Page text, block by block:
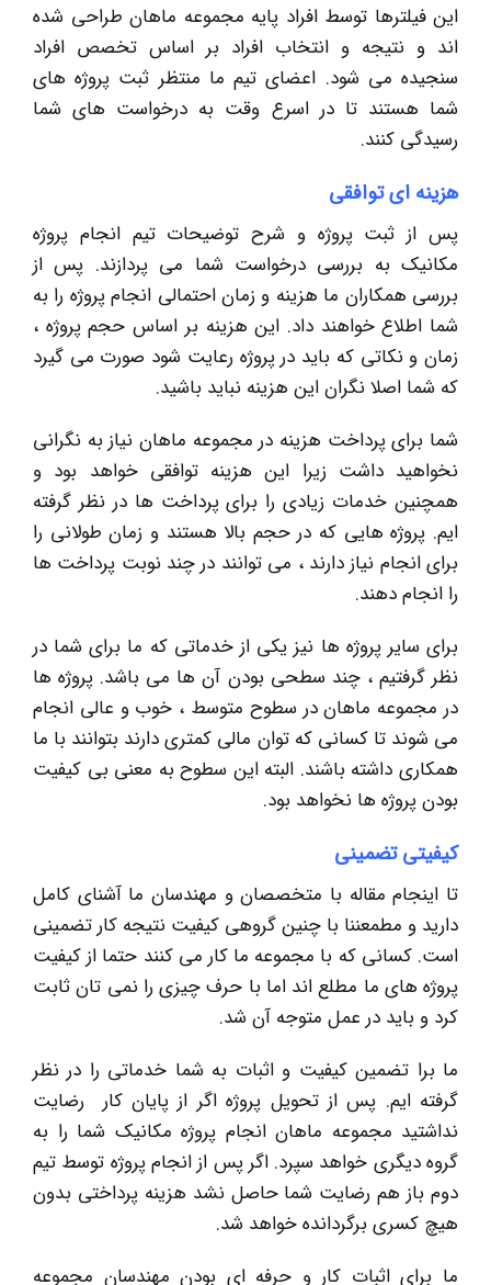
این فیلترها توسط افراد پایه مجموعه ماهان طراحی شده
اند و نتیجه و انتخاب افراد بر اساس تخصص افراد
سنجیده می شود. اعضای تیم ما منتظر ثبت پروژه های
شما هستند تا در اسرع وقت به درخواست های شما
رسیدگی کنند.
هزینه ای توافقی
پس از ثبت پروژه و شرح توضیحات تیم انجام پروژه
مکانیک به بررسی درخواست شما می پردازند. پس از
بررسی همکاران ما هزینه و زمان احتمالی انجام پروژه را به
شما اطلاع خواهند داد. این هزینه بر اساس حجم پروژه ،
زمان و نکاتی که باید در پروژه رعایت شود صورت می گیرد
که شما اصلا نگران این هزینه نباید باشید.
شما برای پرداخت هزینه در مجموعه ماهان نیاز به نگرانی
نخواهید داشت زیرا این هزینه توافقی خواهد بود و
همچنین خدمات زیادی را برای پرداخت ها در نظر گرفته
ایم. پروژه هایی که در حجم بالا هستند و زمان طولانی را
برای انجام نیاز دارند ، می توانند در چند نوبت پرداخت ها
را انجام دهند.
برای سایر پروژه ها نیز یکی از خدماتی که ما برای شما در
نظر گرفتیم ، چند سطحی بودن آن ها می باشد. پروژه ها
در مجموعه ماهان در سطوح متوسط ، خوب و عالی انجام
می شوند تا کسانی که توان مالی کمتری دارند بتوانند با ما
همکاری داشته باشند. البته این سطوح به معنی بی کیفیت
بودن پروژه ها نخواهد بود.
کیفیتی تضمینی
تا اینجام مقاله با متخصصان و مهندسان ما آشنای کامل
دارید و مطمعننا با چنین گروهی کیفیت نتیجه کار تضمینی
است. کسانی که با مجموعه ما کار می کنند حتما از کیفیت
پروژه های ما مطلع اند اما با حرف چیزی را نمی تان ثابت
کرد و باید در عمل متوجه آن شد.
ما برا تضمین کیفیت و اثبات به شما خدماتی را در نظر
گرفته ایم. پس از تحویل پروژه اگر از پایان کار رضایت
نداشتید مجموعه ماهان انجام پروژه مکانیک شما را به
گروه دیگری خواهد سپرد. اگر پس از انجام پروژه توسط تیم
دوم باز هم رضایت شما حاصل نشد هزینه پرداختی بدون
هیچ کسری برگردانده خواهد شد.
ما برای اثبات کار و حرفه ای بودن مهندسان مجموعه